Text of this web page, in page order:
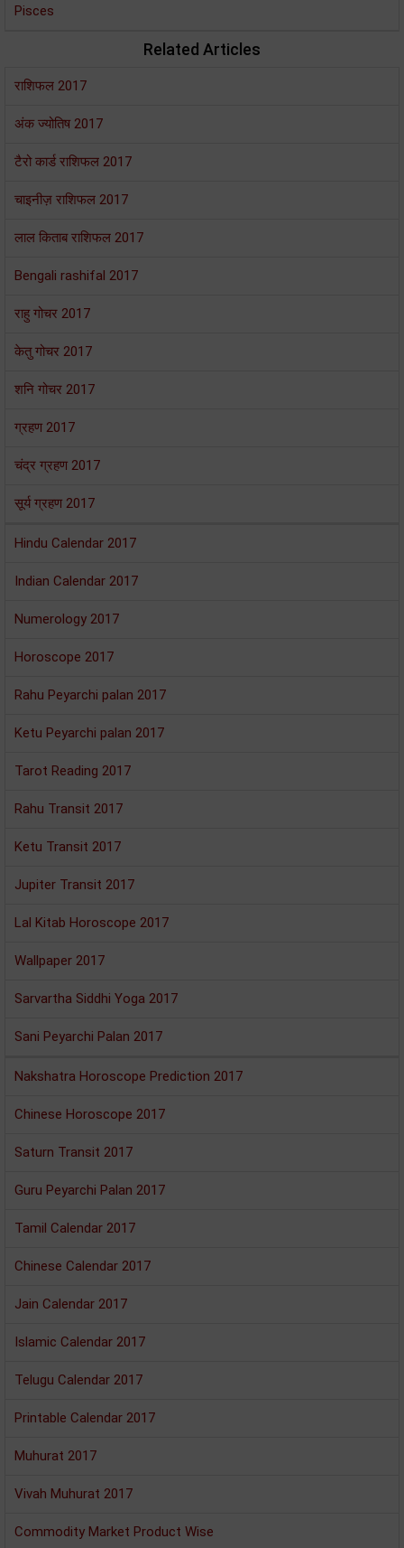
Pisces
Related Articles
राशिफल 2017
अंक ज्योतिष 2017
टैरो कार्ड राशिफल 2017
चाइनीज़ राशिफल 2017
लाल किताब राशिफल 2017
Bengali rashifal 2017
राहु गोचर 2017
केतु गोचर 2017
शनि गोचर 2017
ग्रहण 2017
चंद्र ग्रहण 2017
सूर्य ग्रहण 2017
Hindu Calendar 2017
Indian Calendar 2017
Numerology 2017
Horoscope 2017
Rahu Peyarchi palan 2017
Ketu Peyarchi palan 2017
Tarot Reading 2017
Rahu Transit 2017
Ketu Transit 2017
Jupiter Transit 2017
Lal Kitab Horoscope 2017
Wallpaper 2017
Sarvartha Siddhi Yoga 2017
Sani Peyarchi Palan 2017
Nakshatra Horoscope Prediction 2017
Chinese Horoscope 2017
Saturn Transit 2017
Guru Peyarchi Palan 2017
Tamil Calendar 2017
Chinese Calendar 2017
Jain Calendar 2017
Islamic Calendar 2017
Telugu Calendar 2017
Printable Calendar 2017
Muhurat 2017
Vivah Muhurat 2017
Commodity Market Product Wise